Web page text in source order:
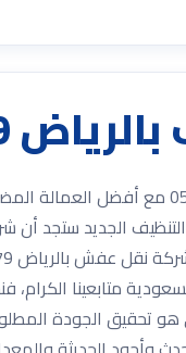
العمالة المضربة
شركة تنظيف بالرياض
الجديد ستجد أن
متابعينا
هو تحقيق الجودة